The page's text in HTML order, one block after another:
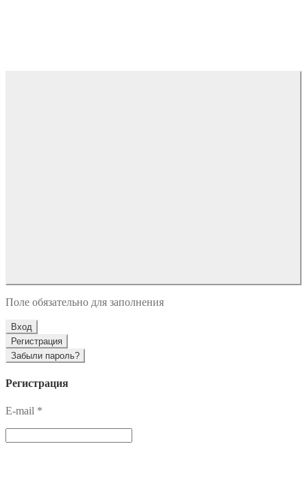
Поле обязательно для заполнения
Вход
Регистрация
Забыли пароль?
Регистрация
E-mail *